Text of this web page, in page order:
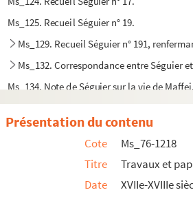
Ms_125. Recueil Séguier n° 19.
Ms_129. Recueil Séguier n° 191,
Ms_132. Correspondance entre Séguier
Ms_134. Note de Séguier sur la vie de
Ms_135-150. Lettres reçues par Séguier de
Ms_135. Lettres reçues par Séguier.
Ms_136. Lettres reçues par Séguier.
Ms_137. Lettres reçues par Séguier.
Ms_138. Lettres reçues par Séguier.
Présentation du contenu
Cote
Ms_76-1218
Titre
Travaux et
Date
XVIIe-XVIIIe